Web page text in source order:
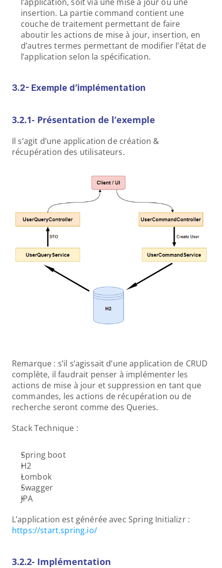
insertion. La partie command contient une
couche de traitement permettant de faire
aboutir les actions de mise à jour, insertion, en
d’autres termes permettant de modifier l’état de
l’application selon la spécification.
3.2- Exemple d’implémentation
3.2.1- Présentation de l’exemple
Il s’agit d’une application de création &
récupération des utilisateurs.
Remarque : s’il s’agissait d’une application de CRUD
complète, il faudrait penser à implémenter les
actions de mise à jour et suppression en tant que
commandes, les actions de récupération ou de
recherche seront comme des Queries.
Stack Technique :
Spring boot
H2
Lombok
Swagger
JPA
https://start.spring.io/
3.2.2- Implémentation